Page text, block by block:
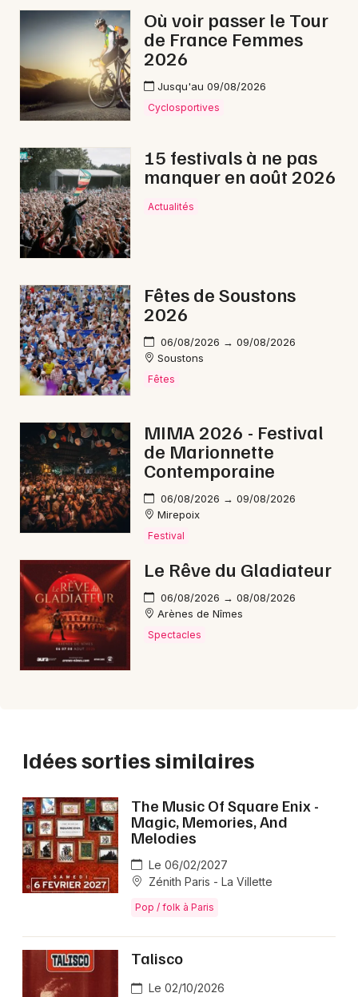
Je m'abonne
Où voir passer le Tour
de France Femmes
2026
Jusqu'au 09/08/2026
Cyclosportives
15 festivals à ne pas
manquer en août 2026
Actualités
Fêtes de Soustons
2026
06/08/2026 → 09/08/2026
Soustons
Fêtes
MIMA 2026 - Festival
de Marionnette
Contemporaine
06/08/2026 → 09/08/2026
Mirepoix
Festival
Le Rêve du Gladiateur
06/08/2026 → 08/08/2026
Arènes de Nîmes
Spectacles
Idées sorties similaires
The Music Of Square Enix -
Magic, Memories, And
Melodies
Le 06/02/2027
Zénith Paris - La Villette
Pop / folk à Paris
Talisco
Le 02/10/2026